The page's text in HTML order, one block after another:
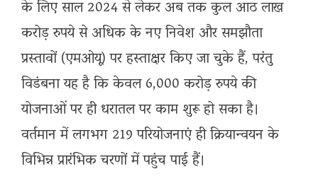
के लिए साल 2024 से लेकर अब तक कुल आठ लाख
करोड़ रुपये से अधिक के नए निवेश और समझौता
प्रस्तावों (एमओयू) पर हस्ताक्षर किए जा चुके हैं, परंतु
विडंबना यह है कि केवल 6,000 करोड़ रुपये की
योजनाओं पर ही धरातल पर काम शुरू हो सका है।
वर्तमान में लगभग 219 परियोजनाएं ही क्रियान्वयन के
विभिन्न प्रारंभिक चरणों में पहुंच पाई हैं।